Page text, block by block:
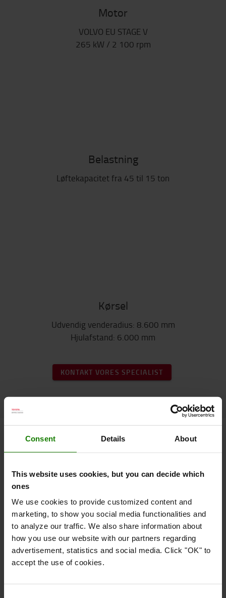
Consent Details About
This website uses cookies, but you can decide which
ones
We use cookies to provide customized content and
marketing, to show you social media functionalities and
to analyze our traffic. We also share information about
how you use our website with our partners regarding
advertisement, statistics and social media. Click "OK" to
accept the use of cookies.
Motor
VOLVO EU STAGE V
265 kW / 2 100 rpm
Belastning
Løftekapacitet fra 45 til 15 ton
Kørsel
Udvendig venderadius: 8.600 mm
Hjulafstand: 6.000 mm
KONTAKT VORES SPECIALIST
SANY Empty container handlers - Optimer
tom containerhåndtering